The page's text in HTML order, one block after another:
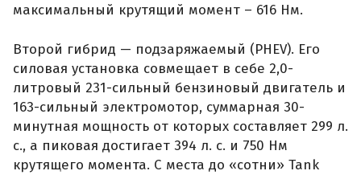
максимальный крутящий момент – 616 Нм.
Второй гибрид — подзаряжаемый (PHEV). Его
силовая установка совмещает в себе 2,0-
литровый 231-сильный бензиновый двигатель и
163-сильный электромотор, суммарная 30-
минутная мощность от которых составляет 299 л.
с., а пиковая достигает 394 л. с. и 750 Нм
крутящего момента. С места до «сотни» Tank